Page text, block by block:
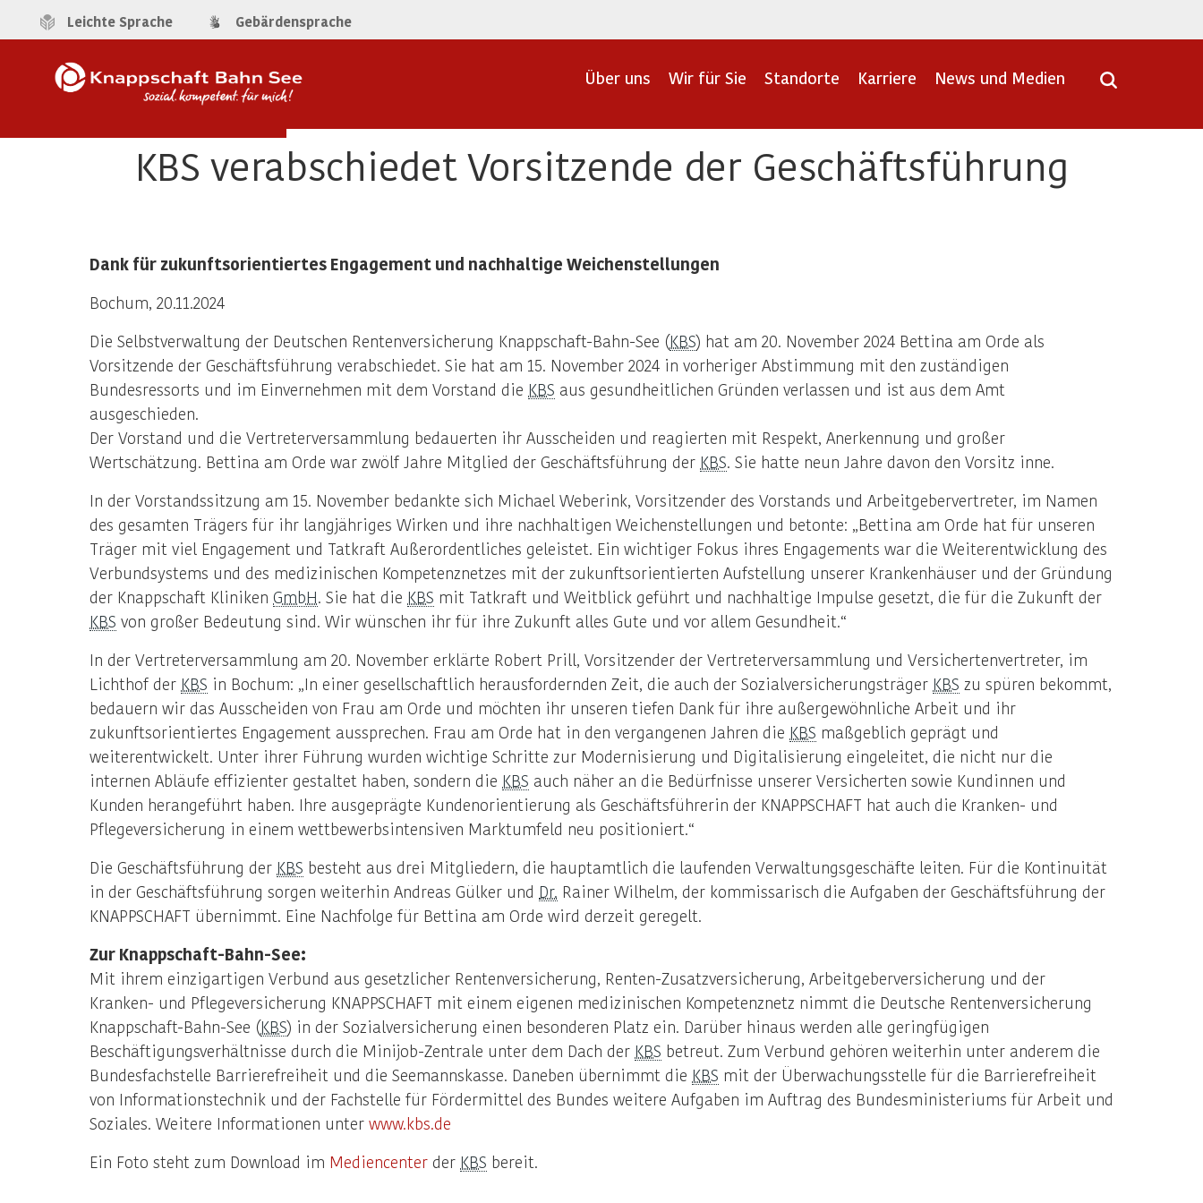
Leichte Sprache Gebärdensprache
Über uns Wir für Sie Standorte Karriere News und Medien
KBS verabschiedet Vorsitzende der Geschäftsführung
Dank für zukunftsorientiertes Engagement und nachhaltige Weichenstellungen
Bochum, 20.11.2024
Die Selbstverwaltung der Deutschen Rentenversicherung Knappschaft-Bahn-See (KBS) hat am 20. November 2024 Bettina am Orde als
Vorsitzende der Geschäftsführung verabschiedet. Sie hat am 15. November 2024 in vorheriger Abstimmung mit den zuständigen
Bundesressorts und im Einvernehmen mit dem Vorstand die KBS aus gesundheitlichen Gründen verlassen und ist aus dem Amt
ausgeschieden.
Der Vorstand und die Vertreterversammlung bedauerten ihr Ausscheiden und reagierten mit Respekt, Anerkennung und großer
Wertschätzung. Bettina am Orde war zwölf Jahre Mitglied der Geschäftsführung der KBS . Sie hatte neun Jahre davon den Vorsitz inne.
In der Vorstandssitzung am 15. November bedankte sich Michael Weberink, Vorsitzender des Vorstands und Arbeitgebervertreter, im Namen
des gesamten Trägers für ihr langjähriges Wirken und ihre nachhaltigen Weichenstellungen und betonte: „Bettina am Orde hat für unseren
Träger mit viel Engagement und Tatkraft Außerordentliches geleistet. Ein wichtiger Fokus ihres Engagements war die Weiterentwicklung des
Verbundsystems und des medizinischen Kompetenznetzes mit der zukunftsorientierten Aufstellung unserer Krankenhäuser und der Gründung
der Knappschaft Kliniken GmbH . Sie hat die KBS mit Tatkraft und Weitblick geführt und nachhaltige Impulse gesetzt, die für die Zukunft der
KBS von großer Bedeutung sind. Wir wünschen ihr für ihre Zukunft alles Gute und vor allem Gesundheit.“
In der Vertreterversammlung am 20. November erklärte Robert Prill, Vorsitzender der Vertreterversammlung und Versichertenvertreter, im
Lichthof der KBS in Bochum: „In einer gesellschaftlich herausfordernden Zeit, die auch der Sozialversicherungsträger KBS zu spüren bekommt,
bedauern wir das Ausscheiden von Frau am Orde und möchten ihr unseren tiefen Dank für ihre außergewöhnliche Arbeit und ihr
zukunftsorientiertes Engagement aussprechen. Frau am Orde hat in den vergangenen Jahren die KBS maßgeblich geprägt und
weiterentwickelt. Unter ihrer Führung wurden wichtige Schritte zur Modernisierung und Digitalisierung eingeleitet, die nicht nur die
internen Abläufe effizienter gestaltet haben, sondern die KBS auch näher an die Bedürfnisse unserer Versicherten sowie Kundinnen und
Kunden herangeführt haben. Ihre ausgeprägte Kundenorientierung als Geschäftsführerin der KNAPPSCHAFT hat auch die Kranken- und
Pflegeversicherung in einem wettbewerbsintensiven Marktumfeld neu positioniert.“
Die Geschäftsführung der KBS besteht aus drei Mitgliedern, die hauptamtlich die laufenden Verwaltungsgeschäfte leiten. Für die Kontinuität
in der Geschäftsführung sorgen weiterhin Andreas Gülker und Dr. Rainer Wilhelm, der kommissarisch die Aufgaben der Geschäftsführung der
KNAPPSCHAFT übernimmt. Eine Nachfolge für Bettina am Orde wird derzeit geregelt.
Zur Knappschaft-Bahn-See:
Mit ihrem einzigartigen Verbund aus gesetzlicher Rentenversicherung, Renten-Zusatzversicherung, Arbeitgeberversicherung und der
Kranken- und Pflegeversicherung KNAPPSCHAFT mit einem eigenen medizinischen Kompetenznetz nimmt die Deutsche Rentenversicherung
Knappschaft-Bahn-See (KBS) in der Sozialversicherung einen besonderen Platz ein. Darüber hinaus werden alle geringfügigen
Beschäftigungsverhältnisse durch die Minijob-Zentrale unter dem Dach der KBS betreut. Zum Verbund gehören weiterhin unter anderem die
Bundesfachstelle Barrierefreiheit und die Seemannskasse. Daneben übernimmt die KBS mit der Überwachungsstelle für die Barrierefreiheit
von Informationstechnik und der Fachstelle für Fördermittel des Bundes weitere Aufgaben im Auftrag des Bundesministeriums für Arbeit und
Soziales. Weitere Informationen unter www.kbs.de
Ein Foto steht zum Download im Mediencenter der KBS bereit.